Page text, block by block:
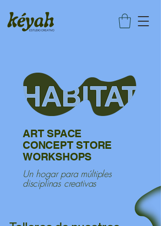
ART SPACE
CONCEPT STORE
WORKSHOPS
Un hogar para múltiples
disciplinas creativas